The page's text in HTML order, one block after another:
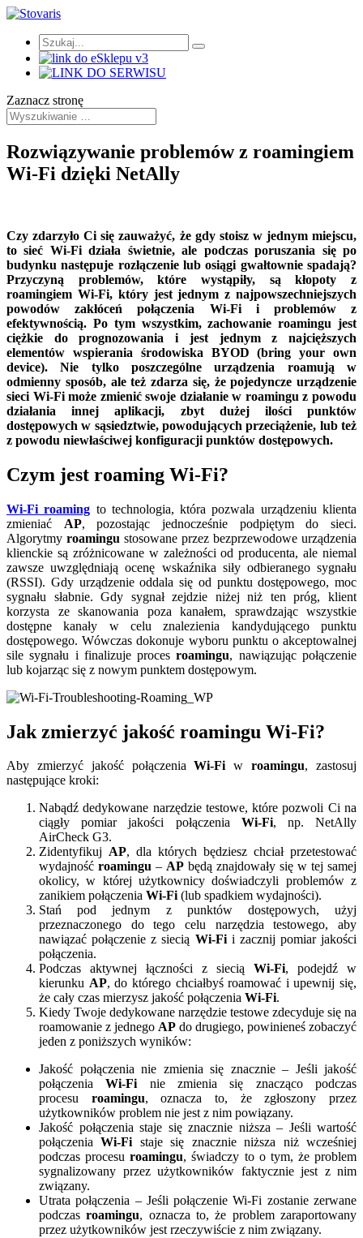
Zaznacz stronę
Rozwiązywanie problemów z roamingiem
Wi-Fi dzięki NetAlly
Czy zdarzyło Ci się zauważyć, że gdy stoisz w jednym miejscu,
to sieć Wi-Fi działa świetnie, ale podczas poruszania się po
budynku następuje rozłączenie lub osiągi gwałtownie spadają?
Przyczyną problemów, które wystąpiły, są kłopoty z
roamingiem Wi-Fi, który jest jednym z najpowszechniejszych
powodów zakłóceń połączenia Wi-Fi i problemów z
efektywnością. Po tym wszystkim, zachowanie roamingu jest
ciężkie do prognozowania i jest jednym z najcięższych
elementów wspierania środowiska BYOD (bring your own
device). Nie tylko poszczególne urządzenia roamują w
odmienny sposób, ale też zdarza się, że pojedyncze urządzenie
sieci Wi-Fi może zmienić swoje działanie w roamingu z powodu
działania innej aplikacji, zbyt dużej ilości punktów
dostępowych w sąsiedztwie, powodujących przeciążenie, lub też
z powodu niewłaściwej konfiguracji punktów dostępowych.
Czym jest roaming Wi-Fi?
Wi-Fi roaming to technologia, która pozwala urządzeniu klienta
zmieniać AP, pozostając jednocześnie podpiętym do sieci.
Algorytmy roamingu stosowane przez bezprzewodowe urządzenia
klienckie są zróżnicowane w zależności od producenta, ale niemal
zawsze uwzględniają ocenę wskaźnika siły odbieranego sygnału
(RSSI). Gdy urządzenie oddala się od punktu dostępowego, moc
sygnału słabnie. Gdy sygnał zejdzie niżej niż ten próg, klient
korzysta ze skanowania poza kanałem, sprawdzając wszystkie
dostępne kanały w celu znalezienia kandydującego punktu
dostępowego. Wówczas dokonuje wyboru punktu o akceptowalnej
sile sygnału i finalizuje procesroamingu, nawiązując połączenie
lub kojarząc się z nowym punktem dostępowym.
Jak zmierzyć jakość roamingu Wi-Fi?
Aby zmierzyć jakość połączeniaWi-Fiwroamingu, zastosuj
następujące kroki:
Nabądź dedykowane narzędzie testowe, które pozwoli Ci na
ciągły pomiar jakości połączenia Wi-Fi, np. NetAlly
AirCheck G3.
Zidentyfikuj AP, dla których będziesz chciał przetestować
wydajność roamingu – AP będą znajdowały się w tej samej
okolicy, w której użytkownicy doświadczyli problemów z
zanikiem połączenia Wi-Fi(lub spadkiem wydajności).
Stań pod jednym z punktów dostępowych, użyj
przeznaczonego do tego celu narzędzia testowego, aby
nawiązać połączenie z siecią Wi-Fii zacznij pomiar jakości
połączenia.
Podczas aktywnej łączności z siecią Wi-Fi, podejdź w
kierunku AP, do którego chciałbyś roamować i upewnij się,
że cały czas mierzysz jakość połączenia Wi-Fi.
Kiedy Twoje dedykowane narzędzie testowe zdecyduje się na
roamowanie z jednego AP do drugiego, powinieneś zobaczyć
jeden z poniższych wyników:
Jakość połączenia nie zmienia się znacznie – Jeśli jakość
połączeniaWi-Finie zmienia się znacząco podczas
procesu roamingu, oznacza to, że zgłoszony przez
użytkowników problem nie jest z nim powiązany.
Jakość połączenia staje się znacznie niższa – Jeśli wartość
połączeniaWi-Fistaje się znacznie niższa niż wcześniej
podczas procesuroamingu, świadczy to o tym, że problem
sygnalizowany przez użytkowników faktycznie jest z nim
związany.
Utrata połączenia – Jeśli połączenie Wi-Fi zostanie zerwane
podczasroamingu, oznacza to, że problem zaraportowany
przez użytkowników jest rzeczywiście z nim związany.